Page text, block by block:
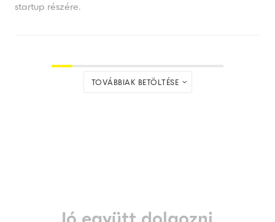
startup részére.
TOVÁBBIAK BETÖLTÉSE 
Jó együtt dolgozni.